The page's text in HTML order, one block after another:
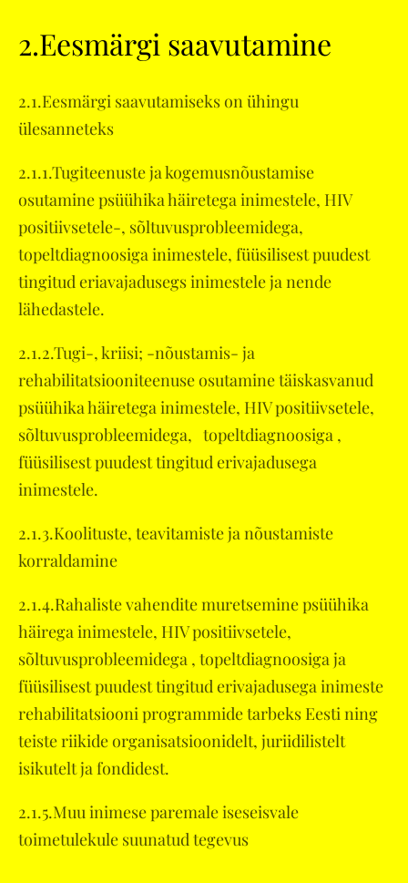
2.Eesmärgi saavutamine
2.1.Eesmärgi saavutamiseks on ühingu
ülesanneteks
2.1.1.Tugiteenuste ja kogemusnõustamise
osutamine psüühika häiretega inimestele, HIV
positiivsetele-, sõltuvusprobleemidega,
topeltdiagnoosiga inimestele, füüsilisest puudest
tingitud eriavajadusegs inimestele ja nende
lähedastele.
2.1.2.Tugi-, kriisi; -nõustamis- ja
rehabilitatsiooniteenuse osutamine täiskasvanud
psüühika häiretega inimestele, HIV positiivsetele,
sõltuvusprobleemidega, topeltdiagnoosiga ,
füüsilisest puudest tingitud erivajadusega
inimestele.
2.1.3.Koolituste, teavitamiste ja nõustamiste
korraldamine
2.1.4.Rahaliste vahendite muretsemine psüühika
häirega inimestele, HIV positiivsetele,
sõltuvusprobleemidega , topeltdiagnoosiga ja
füüsilisest puudest tingitud erivajadusega inimeste
rehabilitatsiooni programmide tarbeks Eesti ning
teiste riikide organisatsioonidelt, juriidilistelt
isikutelt ja fondidest.
2.1.5.Muu inimese paremale iseseisvale
toimetulekule suunatud tegevus